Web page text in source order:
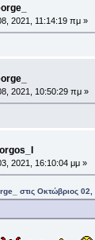
2021, 11:14:19 πμ »
2021, 10:50:29 πμ »
2021, 16:10:04 μμ »
στις Οκτώβριος